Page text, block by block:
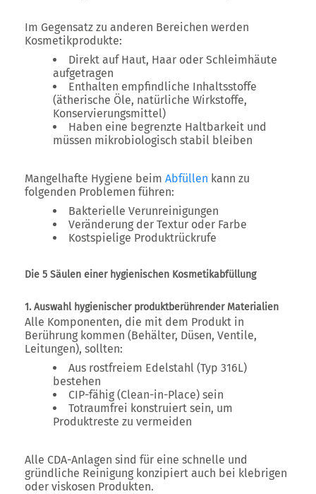
Im Gegensatz zu anderen Bereichen werden
Kosmetikprodukte:
Direkt auf Haut, Haar oder Schleimhäute
aufgetragen
Enthalten empfindliche Inhaltsstoffe
(ätherische Öle, natürliche Wirkstoffe,
Konservierungsmittel)
Haben eine begrenzte Haltbarkeit und
müssen mikrobiologisch stabil bleiben
Mangelhafte Hygiene beim Abfüllen kann zu
folgenden Problemen führen:
Bakterielle Verunreinigungen
Veränderung der Textur oder Farbe
Kostspielige Produktrückrufe
Die 5 Säulen einer hygienischen Kosmetikabfüllung
1. Auswahl hygienischer produktberührender Materialien
Alle Komponenten, die mit dem Produkt in
Berührung kommen (Behälter, Düsen, Ventile,
Leitungen), sollten:
Aus rostfreiem Edelstahl (Typ 316L)
bestehen
CIP-fähig (Clean-in-Place) sein
Totraumfrei konstruiert sein, um
Produktreste zu vermeiden
Alle CDA-Anlagen sind für eine schnelle und
gründliche Reinigung konzipiert auch bei klebrigen
oder viskosen Produkten.